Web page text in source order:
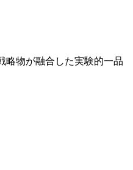
略物が融合した実験的一品